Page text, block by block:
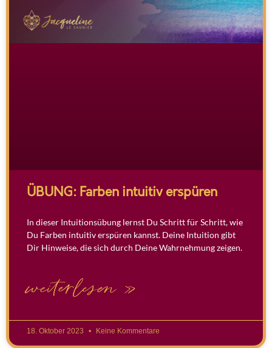
ÜBUNG: Farben intuitiv erspüren
In dieser Intuitionsübung lernst Du Schritt für Schritt, wie
Du Farben intuitiv erspüren kannst. Deine Intuition gibt
Dir Hinweise, die sich durch Deine Wahrnehmung zeigen.
weiterlesen »
18. Oktober 2023 Keine Kommentare